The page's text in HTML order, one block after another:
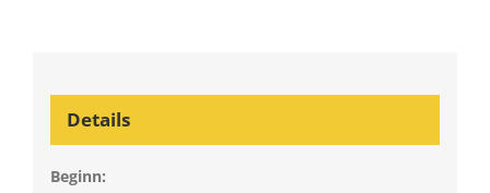
Details
Beginn: